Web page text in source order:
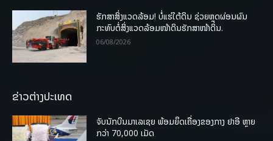
ຮັກສາສິ່ງແວດລ້ອມ! ບໍ່ແຮ່ໃຕ້ດິນ ຊ່ວຍຫຼຸດຜ່ອນຜົນ
ກະທົບຕໍ່ສິ່ງແວດລ້ອມໜ້າດິນຮັກສາໜ້າດິນ.
06/08/2026
ຂ່າວຕ່າງປະເທດ
ຈັບນັກບິນມາເລເຊຍ ພ້ອມຍຶດເຄື່ອງຂອງກາງ ຢາອີ ຫຼາຍ
ກວ່າ 70,000 ເມັດ